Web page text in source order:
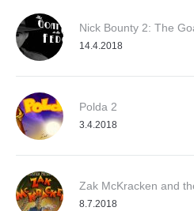
Nick Bounty 2: The
14.4.2018
Polda 2
3.4.2018
Zak McKracken and
8.7.2018